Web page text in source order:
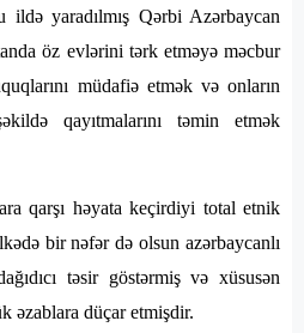
ildə yaradılmış Qərbi Azərbaycan
öz evlərini tərk etməyə məcbur
müdafiə etmək və onların
qayıtmalarını təmin etmək
qarşı həyata keçirdiyi total etnik
bir nəfər də olsun azərbaycanlı
təsir göstərmiş və xüsusən
əzablara düçar etmişdir.